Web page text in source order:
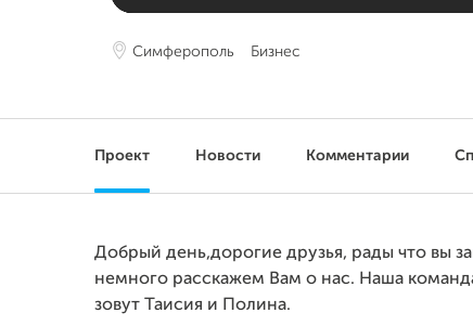
Симферополь Бизнес
Проект Новости Комментарии
Добрый день,дорогие друзья, рады что вы
немного расскажем Вам о нас. Наша
зовут Таисия и Полина.